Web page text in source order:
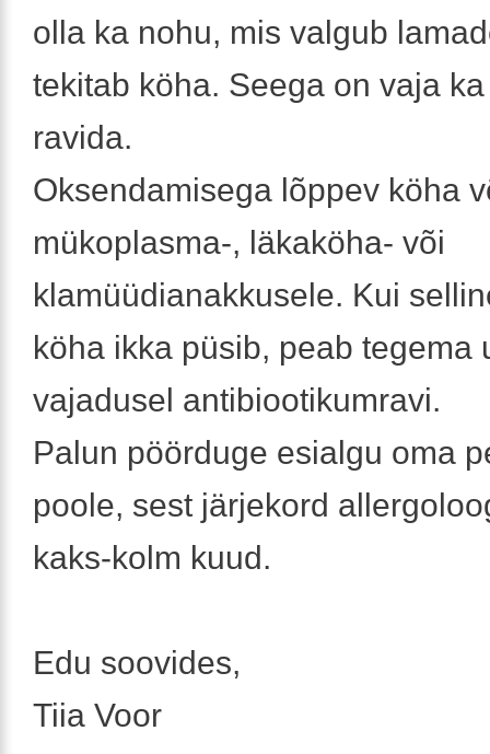
olla ka nohu, mis valgub
tekitab köha. Seega on vaja
ravida.
Oksendamisega lõppev köha
mükoplasma-, läkaköha- või
klamüüdianakkusele. Kui
köha ikka püsib, peab tegema
vajadusel antibiootikumravi.
Palun pöörduge esialgu oma
poole, sest järjekord
kaks-kolm kuud.
Edu soovides,
Tiia Voor